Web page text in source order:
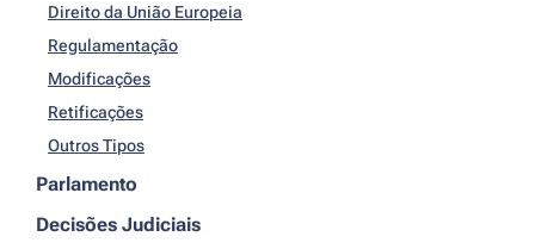
Direito da União Europeia
Regulamentação
Modificações
Retificações
Outros Tipos
Parlamento
Decisões Judiciais